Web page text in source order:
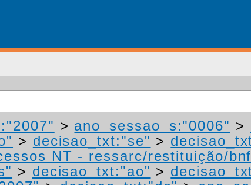
> ano_sessao_s:"0006" >
> decisao_txt:"se" >
NT - ressarc/restituição/
> decisao_txt:"ao" >